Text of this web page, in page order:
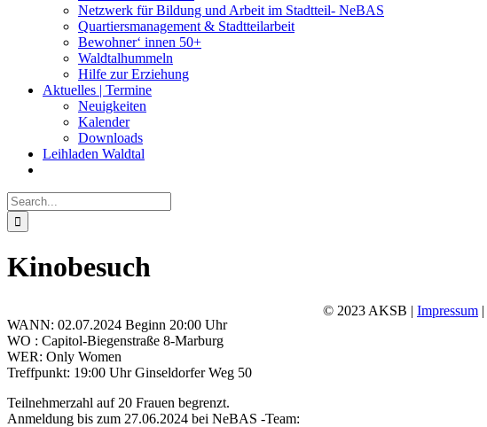
Netzwerk für Bildung und Arbeit im Stadtteil- NeBAS
Quartiersmanagement & Stadtteilarbeit
Bewohner‘ innen 50+
Waldtalhummeln
Hilfe zur Erziehung
Aktuelles | Termine
Neuigkeiten
Kalender
Downloads
Leihladen Waldtal
Search
for:
Kinobesuch
WANN: 02.07.2024 Beginn 20:00 Uhr
WO : Capitol-Biegenstraße 8-Marburg
WER: Only Women
Treffpunkt: 19:00 Uhr Ginseldorfer Weg 50
Teilnehmerzahl auf 20 Frauen begrenzt.
Anmeldung bis zum 27.06.2024 bei NeBAS -Team:
© 2023 AKSB | Impressum |